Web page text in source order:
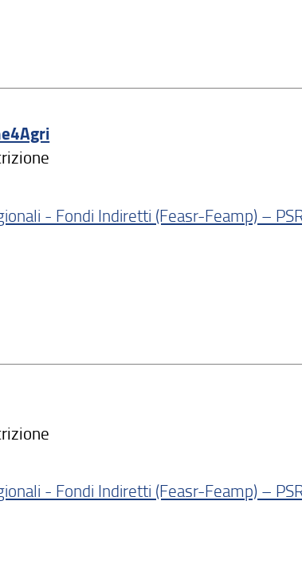
- Fondi Indiretti (Feasr-Feamp) –
- Fondi Indiretti (Feasr-Feamp) –